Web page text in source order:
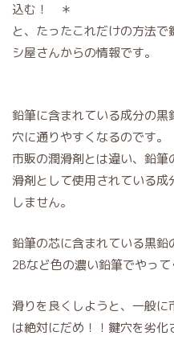
込む！ ＊
と、たったこれだけの方法
シ屋さんからの情報です。
鉛筆に含まれている成分の
穴に通りやすくなるのです。
市販の潤滑剤とは違い、鉛
滑剤として使用されている
しません。
鉛筆の芯に含まれている黒
2Bなど色の濃い鉛筆でやって
滑りを良くしようと、一般
は絶対にだめ！！鍵穴を劣